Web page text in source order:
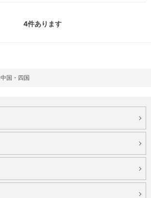
4件あります
中国・四国